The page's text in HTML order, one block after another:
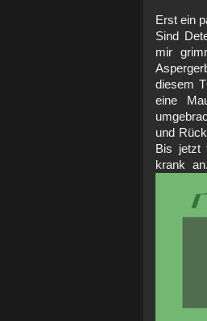
Erst ein
Sind
mir
diesem
eine
und
Bis jetzt
krank